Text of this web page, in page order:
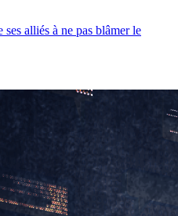
ses alliés à ne pas blâmer le